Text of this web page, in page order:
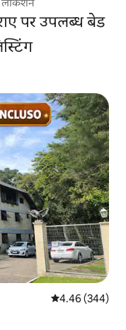
पर उपलब्ध बेड
औसत रेटिंग 5 में से
4.46 (344)